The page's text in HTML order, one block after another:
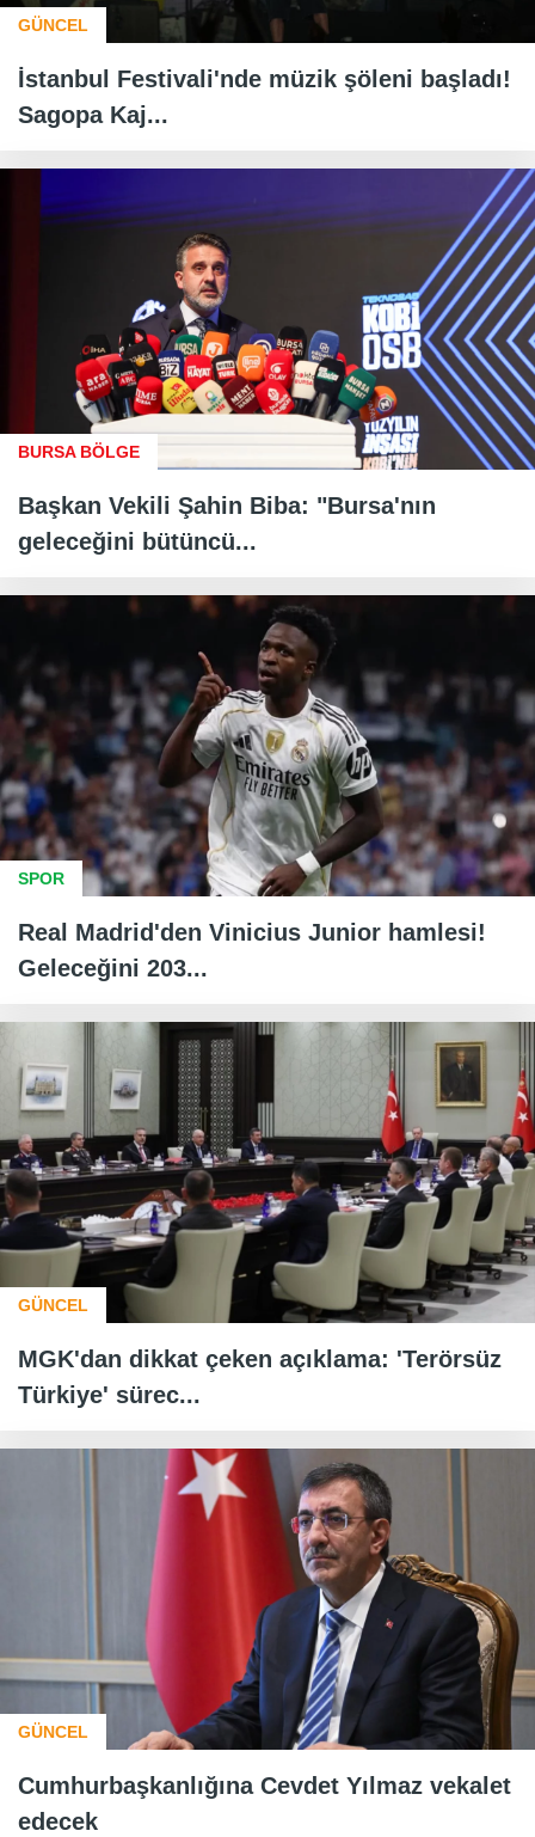
GÜNCEL
İstanbul Festivali'nde müzik şöleni başladı!
Sagopa Kaj...
BURSA BÖLGE
Başkan Vekili Şahin Biba: "Bursa'nın
geleceğini bütüncü...
SPOR
Real Madrid'den Vinicius Junior hamlesi!
Geleceğini 203...
GÜNCEL
MGK'dan dikkat çeken açıklama: 'Terörsüz
Türkiye' sürec...
GÜNCEL
Cumhurbaşkanlığına Cevdet Yılmaz vekalet
edecek